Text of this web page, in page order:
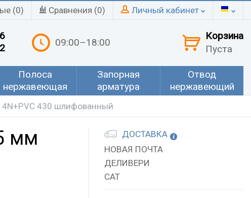
(0) Сравнения (0) Личный кабинет
09:00–18:00
Корзина
Пуста
Полоса
нержавеющая
Запорная
арматура
Отвод
нержавеющий
430 шлифованный
мм
ДОСТАВКА
НОВАЯ ПОЧТА
ДЕЛИВЕРИ
САТ